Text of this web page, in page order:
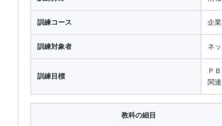
訓練コース 企
訓練対象者 ネ
訓練目標
Ｐ
関
教科の細目